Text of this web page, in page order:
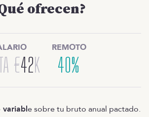
ofrecen?
€42K
REMOTO
40%
variable sobre tu bruto anual pactado.